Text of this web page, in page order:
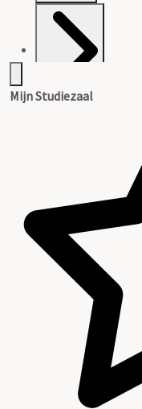
Inventaris
Mijn Studiezaal